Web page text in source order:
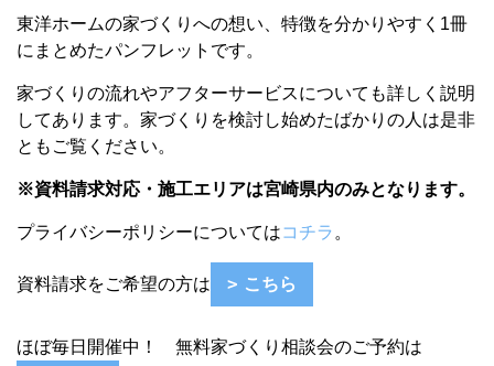
東洋ホームの家づくりへの想い、特徴を分かりやすく1冊
にまとめたパンフレットです。
家づくりの流れやアフターサービスについても詳しく説明
してあります。 家づくりを検討し始めたばかりの人は是非
ともご覧ください。
※資料請求対応・施工エリアは宮崎県内のみとなります。
プライバシーポリシーについてはコチラ。
資料請求をご希望の方は こちら
ほぼ毎日開催中！ 無料家づくり相談会のご予約は